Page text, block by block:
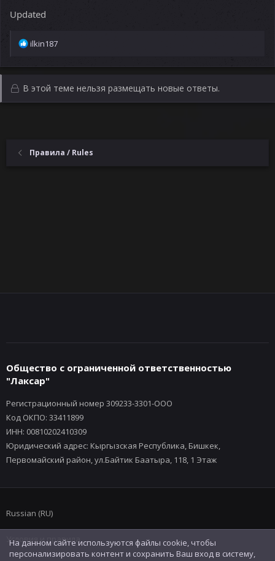
Updated
Р
а
ц
ilkin187
В этой теме нельзя размещать новые ответы.
Правила / Rules
Общество с ограниченной ответственностью
"Лаксар"
Регистрационный номер 309233-3301-ООО
Код ОКПО: 33411899
ИНН: 00810202410309
Юридический адрес: Кыргызская Республика, Бишкек,
Первомайский район, ул.Байтик Баатыра, 118, 1 Этаж
Russian (RU)
Условия и правила
На данном сайте используются файлы cookie, чтобы
персонализировать контент и сохранить Ваш вход в систему,